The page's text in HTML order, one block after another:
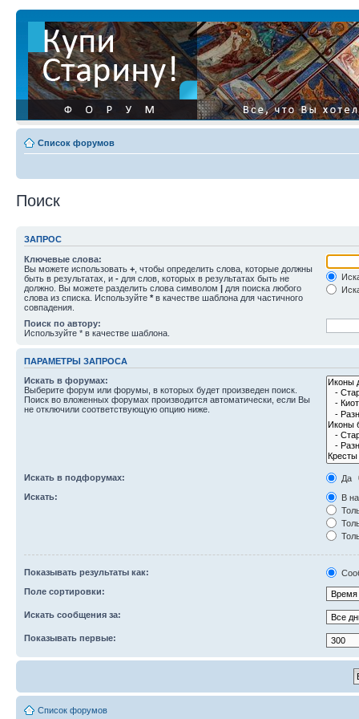
Список форумов
Поиск
ЗАПРОС
Ключевые слова:
Вы можете использовать + , чтобы определить слова, которые должны
быть в результатах, и - для слов, которых в результатах быть не
должно. Вы можете разделить слова символом | для поиска любого
слова из списка. Используйте * в качестве шаблона для частичного
совпадения.
Поиск по автору:
Используйте * в качестве шаблона.
ПАРАМЕТРЫ ЗАПРОСА
Искать в форумах:
Выберите форум или форумы, в которых будет произведен поиск.
Поиск во вложенных форумах производится автоматически, если Вы
не отключили соответствующую опцию ниже.
Искать в подфорумах:
Да
Искать:
В
Показывать результаты как:
Поле сортировки:
Искать сообщения за:
Показывать первые:
Список форумов